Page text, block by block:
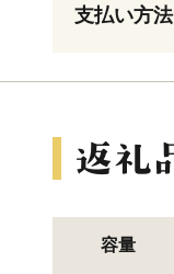
支払い方法
容量